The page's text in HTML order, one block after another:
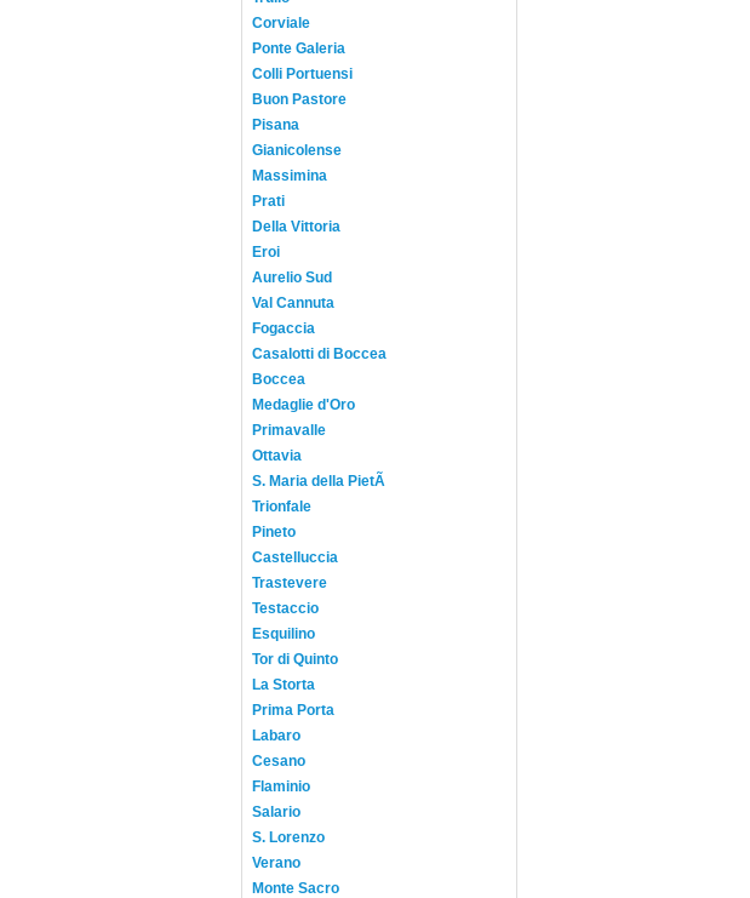
Corviale
Ponte Galeria
Colli Portuensi
Buon Pastore
Pisana
Gianicolense
Massimina
Prati
Della Vittoria
Eroi
Aurelio Sud
Val Cannuta
Fogaccia
Casalotti di Boccea
Boccea
Medaglie d'Oro
Primavalle
Ottavia
S. Maria della PietÃ
Trionfale
Pineto
Castelluccia
Trastevere
Testaccio
Esquilino
Tor di Quinto
La Storta
Prima Porta
Labaro
Cesano
Flaminio
Salario
S. Lorenzo
Verano
Monte Sacro